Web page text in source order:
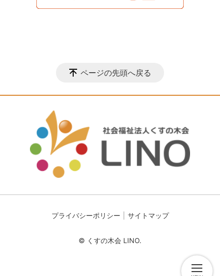
ページの先頭へ戻る
プライバシーポリシー サイトマップ
© くすの木会 LINO.